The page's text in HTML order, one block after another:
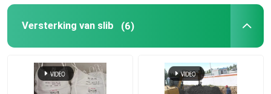
Stabilisator van de bodem met enzymen
Versterking van slib
Versterking van slib (6)